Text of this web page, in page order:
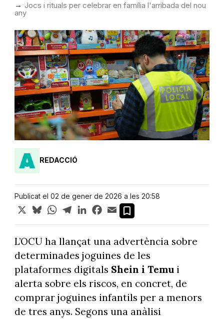
Jocs i rituals per celebrar en família l'arribada del nou
any
REDACCIÓ
Publicat el 02 de gener de 2026 a les 20:58
X BlueskyWhatsApp
TelegramLinkedInFacebook
Email
L’OCU ha llançat una advertència sobre
determinades joguines de les
plataformes digitals Shein i Temui
alerta sobre els riscos, en concret, de
comprar joguines infantils per a menors
de tres anys. Segons una anàlisi